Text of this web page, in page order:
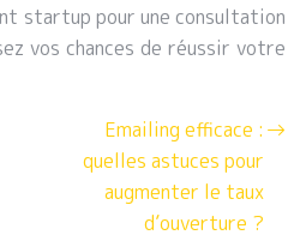
startup pour une consultation
vos chances de réussir votre
Emailing efficace :
quelles astuces pour
augmenter le taux
d’ouverture ?